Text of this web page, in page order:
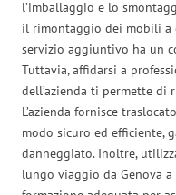
l’imballaggio e lo
il rimontaggio dei mobili a
servizio aggiuntivo ha un
Tuttavia, affidarsi a
dell’azienda ti permette di
L’azienda fornisce
modo sicuro ed efficiente,
danneggiato. Inoltre,
lungo viaggio da Genova